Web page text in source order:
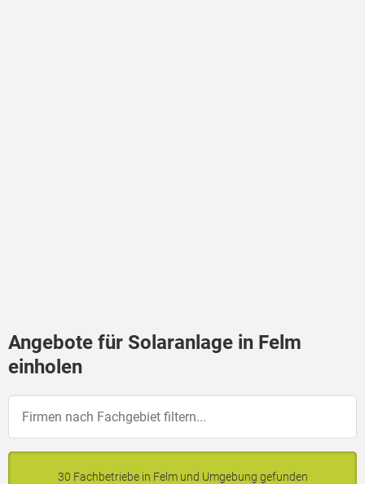
Angebote für Solaranlage in Felm
einholen
30 Fachbetriebe in Felm und Umgebung gefunden